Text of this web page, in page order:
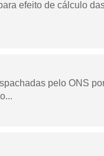
efeito de cálculo
pelo ONS